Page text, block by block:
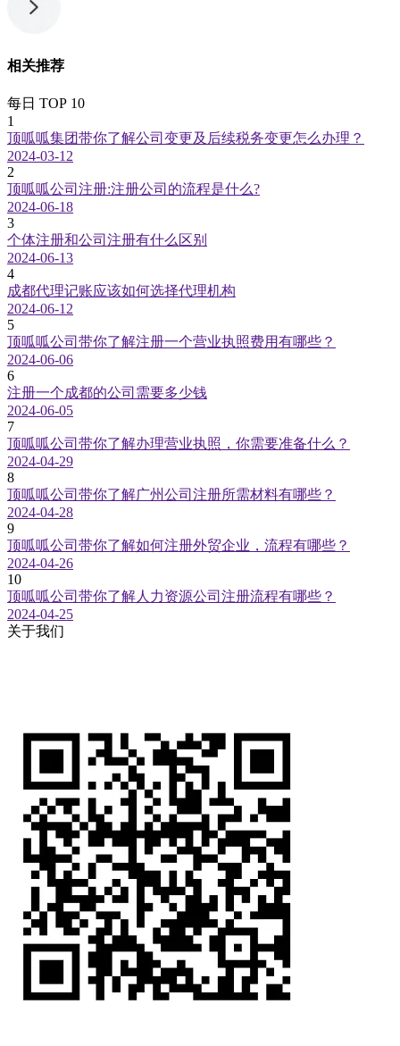
相关推荐
每日 TOP 10
1
顶呱呱集团带你了解公司变更及后续税务变更怎么办理？
2024-03-12
2
顶呱呱公司注册:注册公司的流程是什么?
2024-06-18
3
个体注册和公司注册有什么区别
2024-06-13
4
成都代理记账应该如何选择代理机构
2024-06-12
5
顶呱呱公司带你了解注册一个营业执照费用有哪些？
2024-06-06
6
注册一个成都的公司需要多少钱
2024-06-05
7
顶呱呱公司带你了解办理营业执照，你需要准备什么？
2024-04-29
8
顶呱呱公司带你了解广州公司注册所需材料有哪些？
2024-04-28
9
顶呱呱公司带你了解如何注册外贸企业，流程有哪些？
2024-04-26
10
顶呱呱公司带你了解人力资源公司注册流程有哪些？
2024-04-25
关于我们